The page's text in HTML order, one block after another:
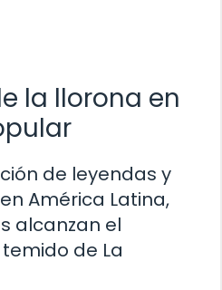
la llorona en
de leyendas y
América Latina,
alcanzan el
de La